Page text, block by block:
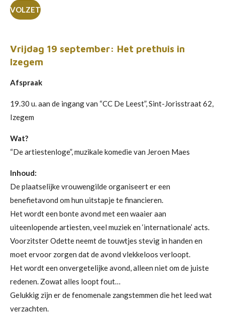
VOLZET
Vrijdag 19 september: Het prethuis in
Izegem
Afspraak
19.30 u. aan de ingang van “CC De Leest”, Sint-Jorisstraat 62,
Izegem
Wat?
“De artiestenloge”, muzikale komedie van Jeroen Maes
Inhoud:
De plaatselijke vrouwengilde organiseert er een
benefietavond om hun uitstapje te financieren.
Het wordt een bonte avond met een waaier aan
uiteenlopende artiesten, veel muziek en ‘internationale’ acts.
Voorzitster Odette neemt de touwtjes stevig in handen en
moet ervoor zorgen dat de avond vlekkeloos verloopt.
Het wordt een onvergetelijke avond, alleen niet om de juiste
redenen. Zowat alles loopt fout…
Gelukkig zijn er de fenomenale zangstemmen die het leed wat
verzachten.